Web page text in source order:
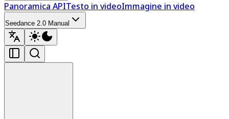
Panoramica APITesto in videoImmagine in video
Seedance 2.0 Manual